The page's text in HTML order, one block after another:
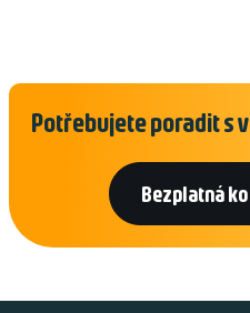
Potřebujete poradit s
Bezplatná